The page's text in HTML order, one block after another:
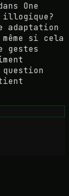
One
illogique?
adaptation
si cela
gestes